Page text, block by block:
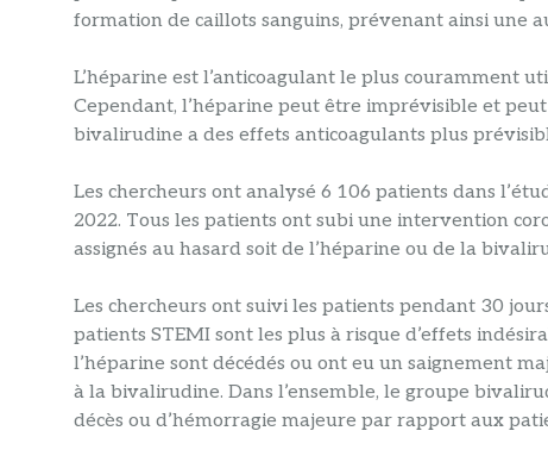
formation de caillots sanguins, prévenant ainsi une
L’héparine est l’anticoagulant le plus couramment
Cependant, l’héparine peut être imprévisible et
bivalirudine a des effets anticoagulants plus
Les chercheurs ont analysé 6 106 patients dans
2022. Tous les patients ont subi une intervention
assignés au hasard soit de l’héparine ou de la
Les chercheurs ont suivi les patients pendant 30
patients STEMI sont les plus à risque d’effets
l’héparine sont décédés ou ont eu un saignement
à la bivalirudine. Dans l’ensemble, le groupe
décès ou d’hémorragie majeure par rapport aux